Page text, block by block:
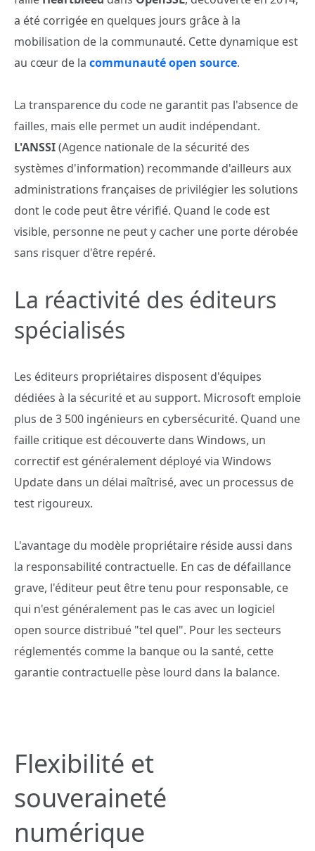
a été corrigée en quelques jours grâce à la
mobilisation de la communauté. Cette dynamique est
au cœur de la communauté open source.
La transparence du code ne garantit pas l'absence de
failles, mais elle permet un audit indépendant.
L'ANSSI(Agence nationale de la sécurité des
systèmes d'information) recommande d'ailleurs aux
administrations françaises de privilégier les solutions
dont le code peut être vérifié. Quand le code est
visible, personne ne peut y cacher une porte dérobée
sans risquer d'être repéré.
La réactivité des éditeurs
spécialisés
Les éditeurs propriétaires disposent d'équipes
dédiées à la sécurité et au support. Microsoft emploie
plus de 3 500 ingénieurs en cybersécurité. Quand une
faille critique est découverte dans Windows, un
correctif est généralement déployé via Windows
Update dans un délai maîtrisé, avec un processus de
test rigoureux.
L'avantage du modèle propriétaire réside aussi dans
la responsabilité contractuelle. En cas de défaillance
grave, l'éditeur peut être tenu pour responsable, ce
qui n'est généralement pas le cas avec un logiciel
open source distribué "tel quel". Pour les secteurs
réglementés comme la banque ou la santé, cette
garantie contractuelle pèse lourd dans la balance.
Flexibilité et
souveraineté
numérique